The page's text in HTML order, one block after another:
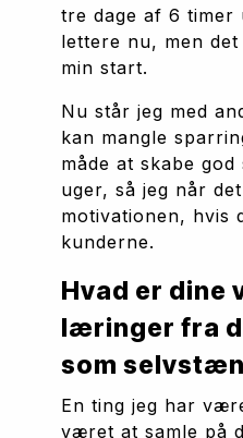
tre dage af 6 timer
lettere nu, men
min start.
Nu står jeg med
kan mangle
måde at skabe
uger, så jeg når
motivationen, hvis
kunderne.
Hvad er dine
læringer fra
som
En ting jeg har
været at samle på